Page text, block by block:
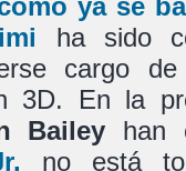
ya se
ha sido
cargo
3D. En la
Bailey han
no está